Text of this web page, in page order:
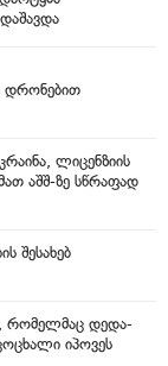
დრონებით
ლიცენზიის
აშშ-ზე სწრაფად
შესახებ
რომელმაც დედა-
იპოვეს